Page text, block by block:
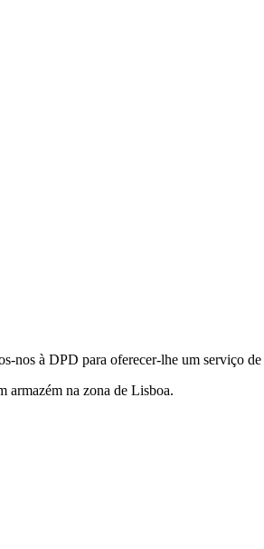
à DPD para oferecer-lhe um serviço de
armazém na zona de Lisboa.